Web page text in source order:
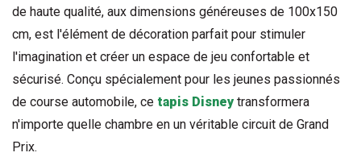
de haute qualité, aux dimensions généreuses de 100x150
cm, est l'élément de décoration parfait pour stimuler
l'imagination et créer un espace de jeu confortable et
sécurisé. Conçu spécialement pour les jeunes passionnés
de course automobile, ce tapis Disney transformera
n'importe quelle chambre en un véritable circuit de Grand
Prix.